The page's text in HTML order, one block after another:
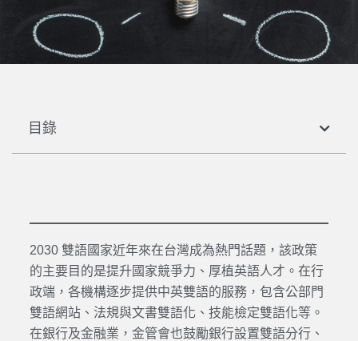
目錄
2030 雙語國家近年來在台灣成為熱門話題，該政策
的主要目的是提升國家競爭力、厚植英語人才。在行
政端，各機構逐步提供中英雙語的服務，包含公部門
雙語網站、法規與文書雙語化、技能檢定雙語化等。
在銀行及金融業，金管會也鼓勵銀行設置雙語分行、